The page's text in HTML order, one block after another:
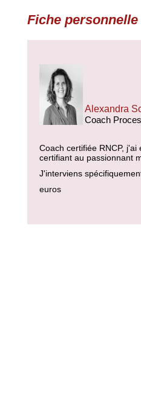
Fiche personnelle
Alexandra
Coach
Coach certifiée RNCP,
certifiant au passionnant
J'interviens
euros